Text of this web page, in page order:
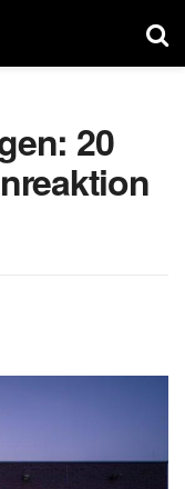
20